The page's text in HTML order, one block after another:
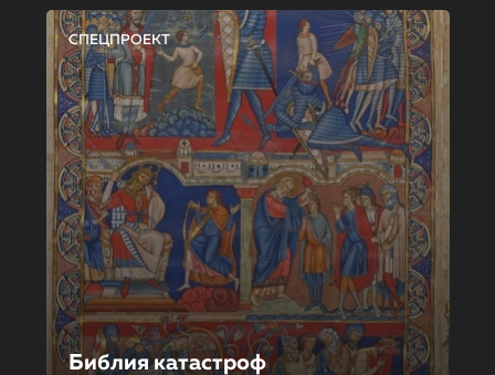
СПЕЦПРОЕКТ
Библия катастроф